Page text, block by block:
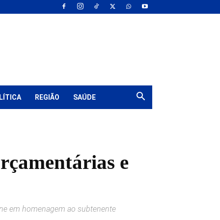
REGIÃO SAÚDE
e
em homenagem ao subtenente